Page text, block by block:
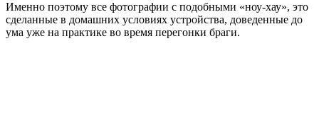
Именно поэтому все фотографии с подобными «ноу-хау», это
сделанные в домашних условиях устройства, доведенные до
ума уже на практике во время перегонки браги.